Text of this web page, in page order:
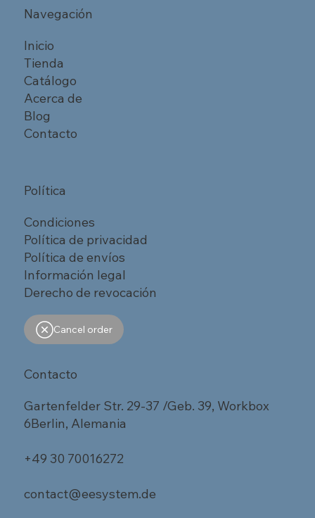
Navegación
Inicio
Tienda
Catálogo
Acerca de
Blog
Contacto
Política
Condiciones
Política de privacidad
Política de envíos
Información legal
Derecho de revocación
Cancel order
Contacto
Gartenfelder Str. 29-37 /Geb. 39, Workbox
6Berlin, Alemania
+49 30 70016272
contact@eesystem.de